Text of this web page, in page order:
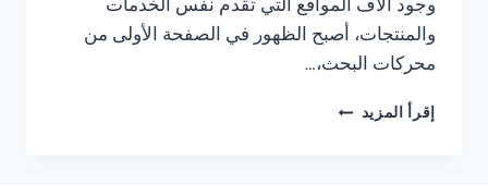
وجود آلاف المواقع التي تقدم نفس الخدمات
والمنتجات، أصبح الظهور في الصفحة الأولى من
محركات البحث،…
إقرأ المزيد شركة